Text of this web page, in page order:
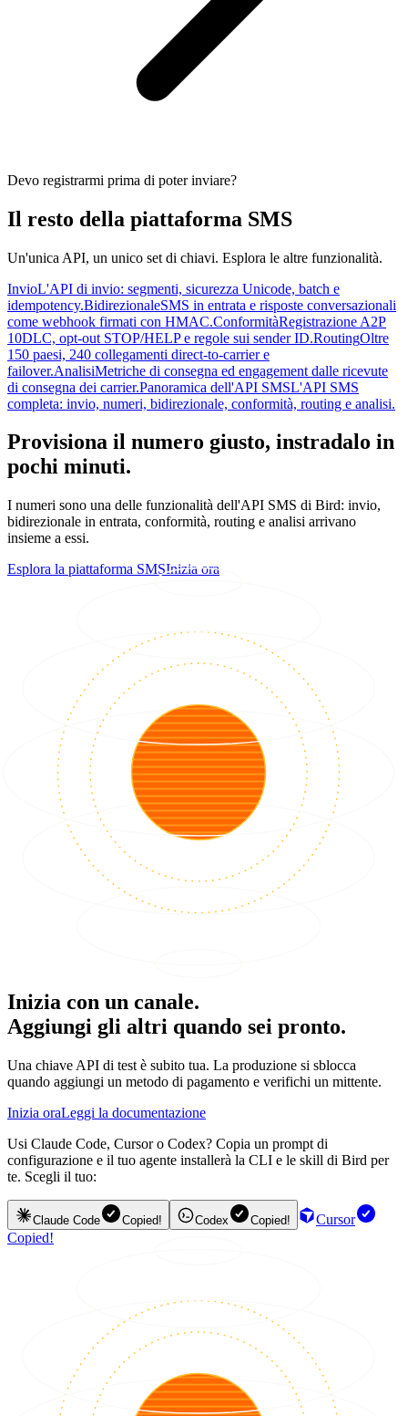
Devo registrarmi prima di poter inviare?
Il resto della piattaforma SMS
Un'unica API, un unico set di chiavi. Esplora le altre funzionalità.
InvioL'API di invio: segmenti, sicurezza Unicode, batch e
idempotency.BidirezionaleSMS in entrata e risposte conversazionali
come webhook firmati con HMAC.ConformitàRegistrazione A2P
10DLC, opt-out STOP/HELP e regole sui sender ID.RoutingOltre
150 paesi, 240 collegamenti direct-to-carrier e
failover.AnalisiMetriche di consegna ed engagement dalle ricevute
di consegna dei carrier.Panoramica dell'API SMSL'API SMS
completa: invio, numeri, bidirezionale, conformità, routing e analisi.
Provisiona il numero giusto, instradalo in
pochi minuti.
I numeri sono una delle funzionalità dell'API SMS di Bird: invio,
bidirezionale in entrata, conformità, routing e analisi arrivano
insieme a essi.
Esplora la piattaforma SMSInizia ora
Inizia con un canale.
Aggiungi gli altri quando sei pronto.
Una chiave API di test è subito tua. La produzione si sblocca
quando aggiungi un metodo di pagamento e verifichi un mittente.
Inizia oraLeggi la documentazione
Usi Claude Code, Cursor o Codex? Copia un prompt di
configurazione e il tuo agente installerà la CLI e le skill di Bird per
te. Scegli il tuo:
Claude Code Copied! Codex Copied!
Cursor
Copied!